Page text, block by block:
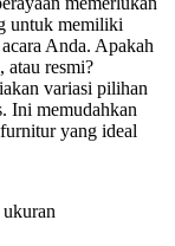
untuk memiliki
Anda. Apakah
atau resmi?
variasi pilihan
Ini memudahkan
yang ideal